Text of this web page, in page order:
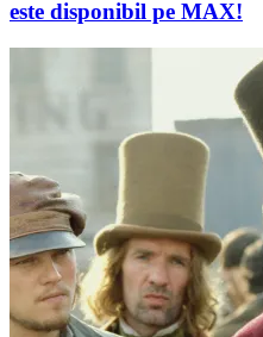
este disponibil pe MAX!